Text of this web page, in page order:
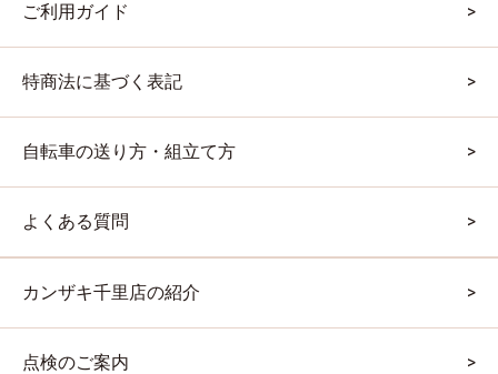
ご利用ガイド
特商法に基づく表記
自転車の送り方・組立て方
よくある質問
カンザキ千里店の紹介
点検のご案内